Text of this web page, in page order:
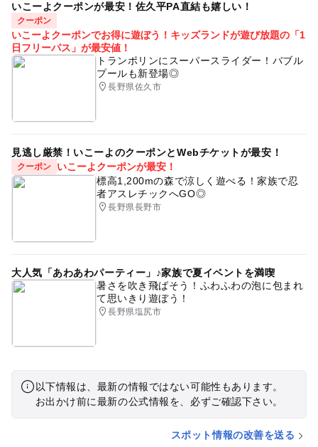
いこーよクーポンが最安！佐久平PA直結も嬉しい！
クーポン
いこーよクーポンでお得に遊ぼう！キッズランドが遊び放題の「1
日フリーパス」が最安値！
トランポリンにスーパースライダー！バブル
プールも新登場◎
長野県佐久市
見逃し厳禁！いこーよのクーポンとWebチケットが最安！
クーポン
いこーよクーポンが最安！
標高1,200mの森で涼しく遊べる！家族で忍
者アスレチックへGO◎
長野県長野市
大人気「あわあわパーティー」♪家族で夏イベントを満喫
暑さを吹き飛ばそう！ふわふわの泡に包まれ
て思いきり遊ぼう！
長野県塩尻市
以下情報は、最新の情報ではない可能性もあります。
お出かけ前に最新の公式情報を、必ずご確認下さい。
スポット情報の改善を送る